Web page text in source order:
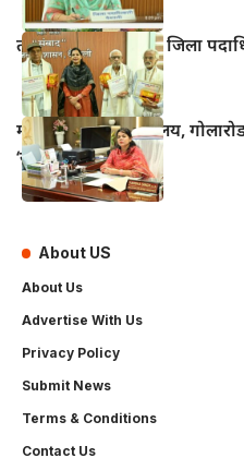
तीन वरिष्ठ पत्रकारों को जिला
महुआ के विद्युत कार्यालय,
‘सोलर मेला–2026’
About US
About Us
Advertise With Us
Privacy Policy
Submit News
Terms & Conditions
Contact Us